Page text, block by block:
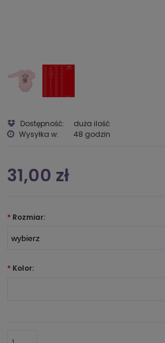
Dostępność:
duża ilość
Wysyłka w:
48 godzin
31,00 zł
* Rozmiar:
* Kolor: